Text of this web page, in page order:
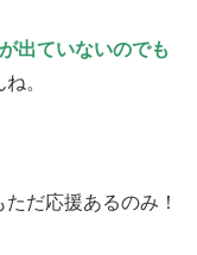
出ていないのでも
。
だ応援あるのみ！